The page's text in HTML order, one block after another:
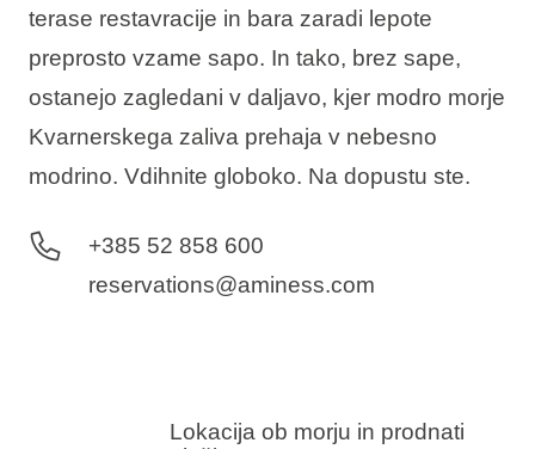
terase restavracije in bara zaradi lepote
preprosto vzame sapo. In tako, brez sape,
ostanejo zagledani v daljavo, kjer modro morje
Kvarnerskega zaliva prehaja v nebesno
modrino. Vdihnite globoko. Na dopustu ste.
+385 52 858 600
reservations@aminess.com
Lokacija ob morju in prodnati